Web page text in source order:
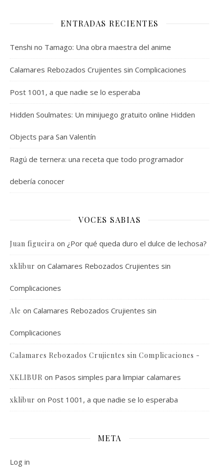
ENTRADAS RECIENTES
Tenshi no Tamago: Una obra maestra del anime
Calamares Rebozados Crujientes sin Complicaciones
Post 1001, a que nadie se lo esperaba
Hidden Soulmates: Un minijuego gratuito online Hidden
Objects para San Valentín
Ragú de ternera: una receta que todo programador
debería conocer
VOCES SABIAS
Juan figueira on ¿Por qué queda duro el dulce de lechosa?
xklibur on Calamares Rebozados Crujientes sin
Complicaciones
Ale on Calamares Rebozados Crujientes sin
Complicaciones
Calamares Rebozados Crujientes sin Complicaciones -
XKLIBUR on Pasos simples para limpiar calamares
xklibur on Post 1001, a que nadie se lo esperaba
META
Log in